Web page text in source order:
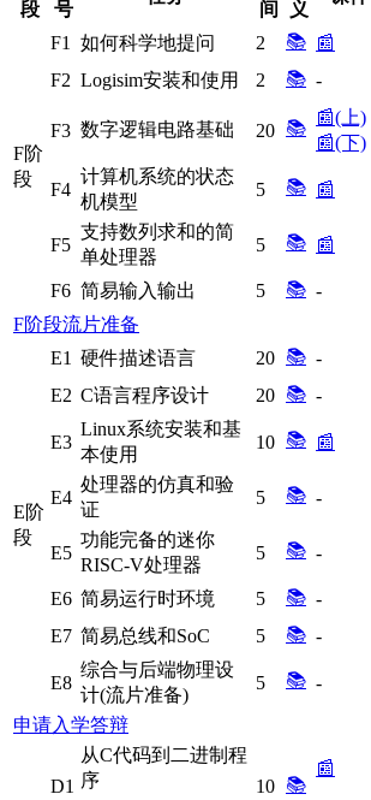
段
号
间
义
F阶
段
F1 如何科学地提问 2 📚 📰
F2 Logisim安装和使用 2 📚 -
F3 数字逻辑电路基础 20 📚
📰(上)
📰(下)
F4
计算机系统的状态
机模型
5 📚 📰
F5
支持数列求和的简
单处理器
5 📚 📰
F6 简易输入输出 5 📚 -
F阶段流片准备
E阶
段
E1 硬件描述语言 20 📚 -
E2 C语言程序设计 20 📚 -
E3
Linux系统安装和基
本使用
10 📚 📰
E4
处理器的仿真和验
证
5 📚 -
E5
功能完备的迷你
RISC-V处理器
5 📚 -
E6 简易运行时环境 5 📚 -
E7 简易总线和SoC 5 📚 -
E8
综合与后端物理设
计(流片准备)
5 📚 -
申请入学答辩
D1
从C代码到二进制程
序
10 📚
📰